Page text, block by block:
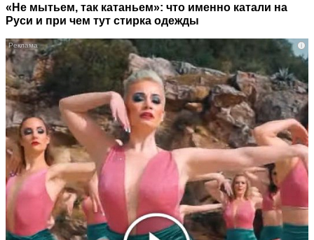
«Не мытьем, так катаньем»: что именно катали на
Руси и при чем тут стирка одежды
i